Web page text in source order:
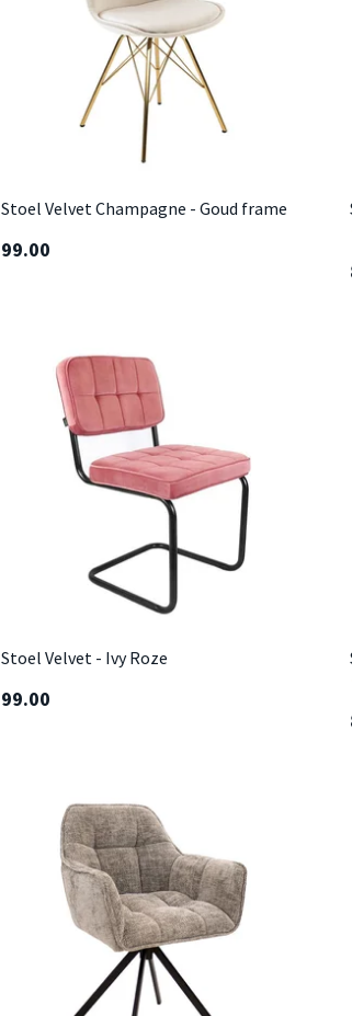
Stoel Velvet Champagne - Goud frame
99.00
Stoel Velvet - Ivy Roze
99.00